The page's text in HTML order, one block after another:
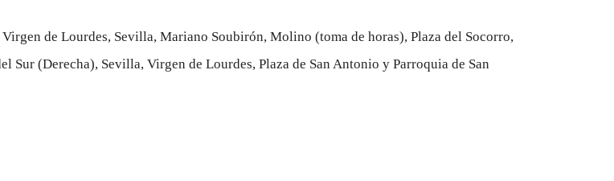
de Lourdes, Sevilla, Mariano Soubirón, Molino (toma de horas), Plaza del Socorro,
Sur (Derecha), Sevilla, Virgen de Lourdes, Plaza de San Antonio y Parroquia de San